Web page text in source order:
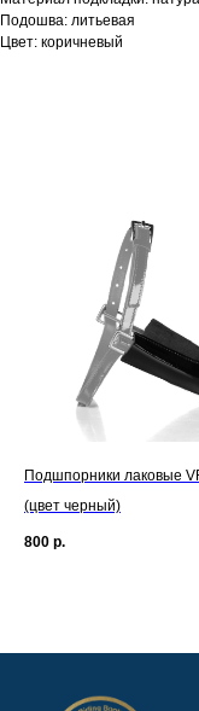
Подошва: литьевая
Цвет: коричневый
Подшпорники лаковые
(цвет черный)
800 р.